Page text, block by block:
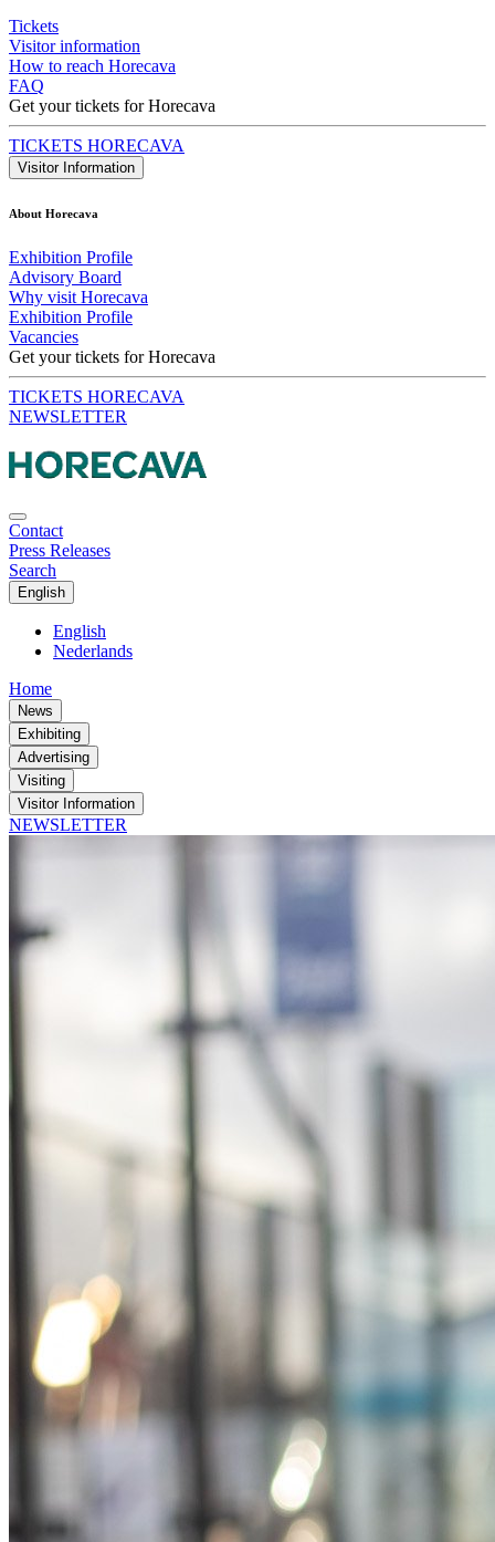
Tickets
Visitor information
How to reach Horecava
FAQ
Get your tickets for Horecava
TICKETS HORECAVA
Visitor Information
About Horecava
Exhibition Profile
Advisory Board
Why visit Horecava
Exhibition Profile
Vacancies
Get your tickets for Horecava
TICKETS HORECAVA
NEWSLETTER
Contact
Press Releases
Search
English
English
Nederlands
Home
News
Exhibiting
Advertising
Visiting
Visitor Information
NEWSLETTER